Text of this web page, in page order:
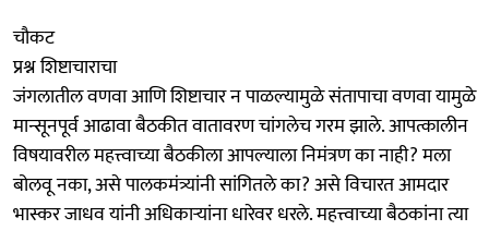
चौकट
प्रश्न शिष्टाचाराचा
जंगलातील वणवा आणि शिष्टाचार न पाळल्यामुळे संतापाचा वणवा यामुळे
मान्सूनपूर्व आढावा बैठकीत वातावरण चांगलेच गरम झाले. आपत्कालीन
विषयावरील महत्त्वाच्या बैठकीला आपल्याला निमंत्रण का नाही? मला
बोलवू नका, असे पालकमंत्र्यांनी सांगितले का? असे विचारत आमदार
भास्कर जाधव यांनी अधिकाऱ्यांना धारेवर धरले. महत्त्वाच्या बैठकांना त्या